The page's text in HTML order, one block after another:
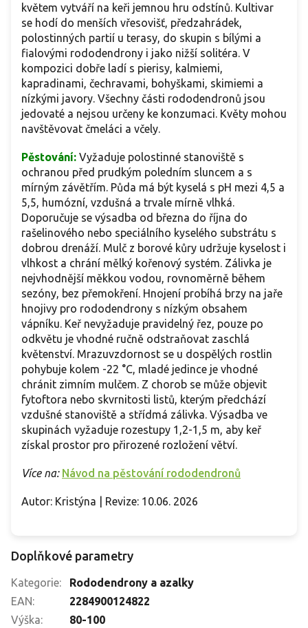
květem vytváří na keři jemnou hru odstínů. Kultivar
se hodí do menších vřesovišť, předzahrádek,
polostinných partií u terasy, do skupin s bílými a
fialovými rododendrony i jako nižší solitéra. V
kompozici dobře ladí s pierisy, kalmiemi,
kapradinami, čechravami, bohyškami, skimiemi a
nízkými javory. Všechny části rododendronů jsou
jedovaté a nejsou určeny ke konzumaci. Květy mohou
navštěvovat čmeláci a včely.
Pěstování: Vyžaduje polostinné stanoviště s
ochranou před prudkým poledním sluncem a s
mírným závětřím. Půda má být kyselá s pH mezi 4,5 a
5,5, humózní, vzdušná a trvale mírně vlhká.
Doporučuje se výsadba od března do října do
rašelinového nebo speciálního kyselého substrátu s
dobrou drenáží. Mulč z borové kůry udržuje kyselost i
vlhkost a chrání mělký kořenový systém. Zálivka je
nejvhodnější měkkou vodou, rovnoměrně během
sezóny, bez přemokření. Hnojení probíhá brzy na jaře
hnojivy pro rododendrony s nízkým obsahem
vápníku. Keř nevyžaduje pravidelný řez, pouze po
odkvětu je vhodné ručně odstraňovat zaschlá
květenství. Mrazuvzdornost se u dospělých rostlin
pohybuje kolem -22 °C, mladé jedince je vhodné
chránit zimním mulčem. Z chorob se může objevit
fytoftora nebo skvrnitosti listů, kterým předchází
vzdušné stanoviště a střídmá zálivka. Výsadba ve
skupinách vyžaduje rozestupy 1,2-1,5 m, aby keř
získal prostor pro přirozené rozložení větví.
Více na: Návod na pěstování rododendronů
Autor: Kristýna | Revize: 10.06. 2026
Doplňkové parametry
Kategorie:
Rododendrony a azalky
EAN:
2284900124822
Výška:
80-100